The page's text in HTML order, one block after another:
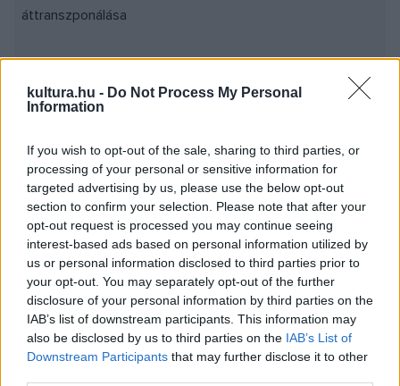
kultura.hu - Do Not Process My Personal
Information
If you wish to opt-out of the sale, sharing to third parties, or
processing of your personal or sensitive information for
targeted advertising by us, please use the below opt-out
section to confirm your selection. Please note that after your
opt-out request is processed you may continue seeing
interest-based ads based on personal information utilized by
us or personal information disclosed to third parties prior to
your opt-out. You may separately opt-out of the further
disclosure of your personal information by third parties on the
IAB’s list of downstream participants. This information may
also be disclosed by us to third parties on the IAB’s List of
Downstream Participants that may further disclose it to other
áttranszponálása
A trouville éppen az, hogy rejtélyes, picit titokzatos
világot, afféle colorvíziót tár elénk. Szándékosan nincs a
képeknek címe, a befogadóra van bízva, hogy mit lát bele
a képekbe.
A fotóművész különleges eljárással keveri a kortárs
képzőművészek által kedvelt anyagokat, festékeket, és
az így létrejött kompozíció többszörösen transzformált
képéről 6x7-es színes negatívot készít, majd ezt nagyítja